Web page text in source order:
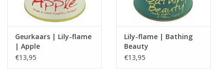
Geurkaars | Lily-flame
| Apple
€13,95
Lily-flame | Bathing
Beauty
€13,95